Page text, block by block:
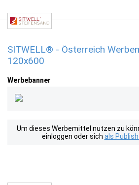
SITWELL® - Österreich
120x600
Werbebanner
Um dieses Werbemittel nutzen zu
einloggen oder sich als